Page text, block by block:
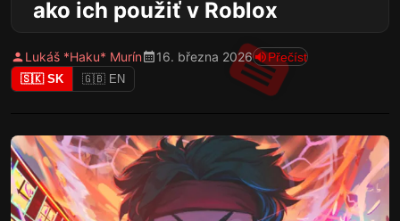
ako ich použiť v Roblox
Lukáš *Haku* Murín 16. března 2026 Přečíst
🇸🇰 SK 🇬🇧 EN